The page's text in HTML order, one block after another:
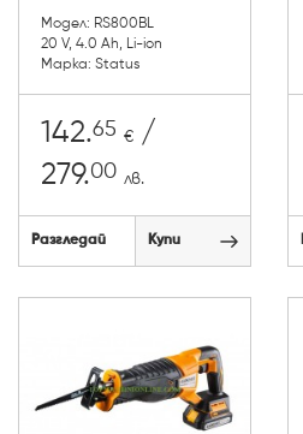
Модел: RS800BL
20 V, 4.0 Ah, Li-ion
Марка: Status
142.65 € /
279.00 лв.
Разгледай Купи